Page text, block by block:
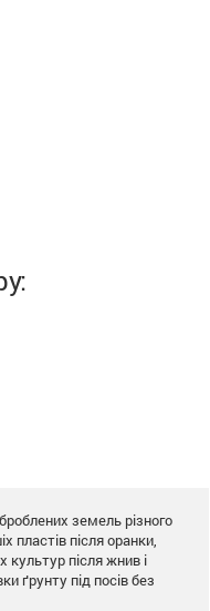
земель різного
пластів після оранки,
культур після жнив і
ґрунту під посів без